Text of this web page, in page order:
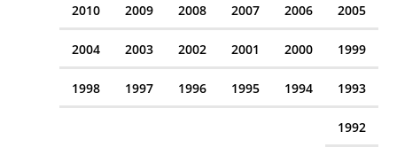
2010 2009 2008 2007 2006 2005
2004 2003 2002 2001 2000 1999
1998 1997 1996 1995 1994 1993
1992